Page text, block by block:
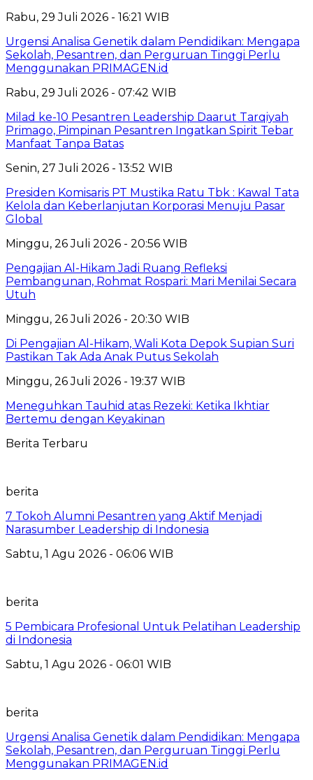
Rabu, 29 Juli 2026 - 16:21 WIB
Urgensi Analisa Genetik dalam Pendidikan: Mengapa
Sekolah, Pesantren, dan Perguruan Tinggi Perlu
Menggunakan PRIMAGEN.id
Rabu, 29 Juli 2026 - 07:42 WIB
Milad ke-10 Pesantren Leadership Daarut Tarqiyah
Primago, Pimpinan Pesantren Ingatkan Spirit Tebar
Manfaat Tanpa Batas
Senin, 27 Juli 2026 - 13:52 WIB
Presiden Komisaris PT Mustika Ratu Tbk : Kawal Tata
Kelola dan Keberlanjutan Korporasi Menuju Pasar
Global
Minggu, 26 Juli 2026 - 20:56 WIB
Pengajian Al-Hikam Jadi Ruang Refleksi
Pembangunan, Rohmat Rospari: Mari Menilai Secara
Utuh
Minggu, 26 Juli 2026 - 20:30 WIB
Di Pengajian Al-Hikam, Wali Kota Depok Supian Suri
Pastikan Tak Ada Anak Putus Sekolah
Minggu, 26 Juli 2026 - 19:37 WIB
Meneguhkan Tauhid atas Rezeki: Ketika Ikhtiar
Bertemu dengan Keyakinan
Berita Terbaru
berita
7 Tokoh Alumni Pesantren yang Aktif Menjadi
Narasumber Leadership di Indonesia
Sabtu, 1 Agu 2026 - 06:06 WIB
berita
5 Pembicara Profesional Untuk Pelatihan Leadership
di Indonesia
Sabtu, 1 Agu 2026 - 06:01 WIB
berita
Urgensi Analisa Genetik dalam Pendidikan: Mengapa
Sekolah, Pesantren, dan Perguruan Tinggi Perlu
Menggunakan PRIMAGEN.id